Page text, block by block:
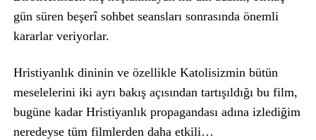
gün süren beşerî sohbet seansları sonrasında önemli
kararlar veriyorlar.
Hristiyanlık dininin ve özellikle Katolisizmin bütün
meselelerini iki ayrı bakış açısından tartışıldığı bu film,
bugüne kadar Hristiyanlık propagandası adına izlediğim
neredeyse tüm filmlerden daha etkili…